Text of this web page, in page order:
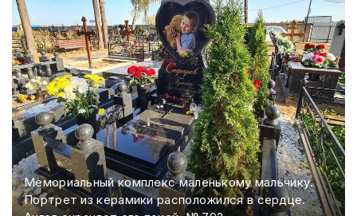
Мемориальный комплекс маленькому мальчику.
Портрет из керамики расположился в сердце.